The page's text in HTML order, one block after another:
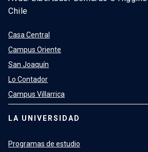
Chile
Casa Central
Campus Oriente
San Joaquín
Lo Contador
Campus Villarrica
LA UNIVERSIDAD
Programas de estudio